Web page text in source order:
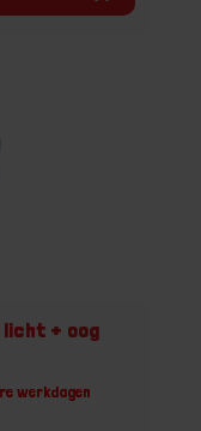
licht + oog
werkdagen